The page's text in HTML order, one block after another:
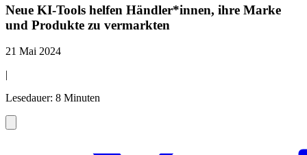
Neue KI-Tools helfen Händler*innen, ihre Marke
und Produkte zu vermarkten
21 Mai 2024
|
Lesedauer: 8 Minuten